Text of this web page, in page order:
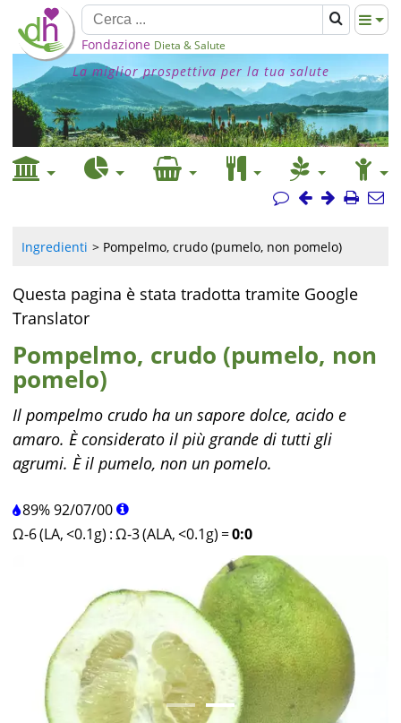
Fondazione Dieta & Salute
La miglior prospettiva per la tua salute
Ingredienti Pompelmo, crudo (pumelo, non pomelo)
Questa pagina è stata tradotta tramite Google
Translator
Pompelmo, crudo (pumelo, non
pomelo)
Il pompelmo crudo ha un sapore dolce, acido e
amaro. È considerato il più grande di tutti gli
agrumi. È il pumelo, non un pomelo.
89%92/07/00
Ω-6 (LA, <0.1g) :Ω-3 (ALA, <0.1g) =0:0